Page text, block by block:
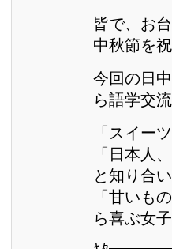
皆で、お
中秋節を
今回の日
ら語学交
「スイー
「日本人
と知り合
「甘いも
ら喜ぶ女